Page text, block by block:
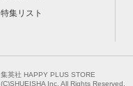
特集リスト
集英社 HAPPY PLUS STORE
(C)SHUEISHA Inc. All Rights Reserved.